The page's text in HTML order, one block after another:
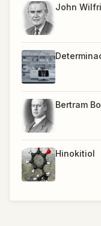
John
Bertram
Hinokitiol